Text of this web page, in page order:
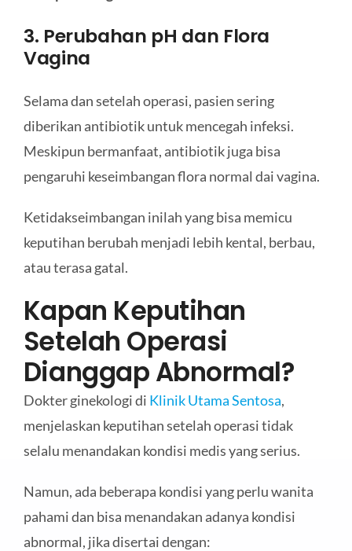
3. Perubahan pH dan Flora
Vagina
Selama dan setelah operasi, pasien sering
diberikan antibiotik untuk mencegah infeksi.
Meskipun bermanfaat, antibiotik juga bisa
pengaruhi keseimbangan flora normal dai vagina.
Ketidakseimbangan inilah yang bisa memicu
keputihan berubah menjadi lebih kental, berbau,
atau terasa gatal.
Kapan Keputihan
Setelah Operasi
Dianggap Abnormal?
Dokter ginekologi di Klinik Utama Sentosa,
menjelaskan keputihan setelah operasi tidak
selalu menandakan kondisi medis yang serius.
Namun, ada beberapa kondisi yang perlu wanita
pahami dan bisa menandakan adanya kondisi
abnormal, jika disertai dengan: